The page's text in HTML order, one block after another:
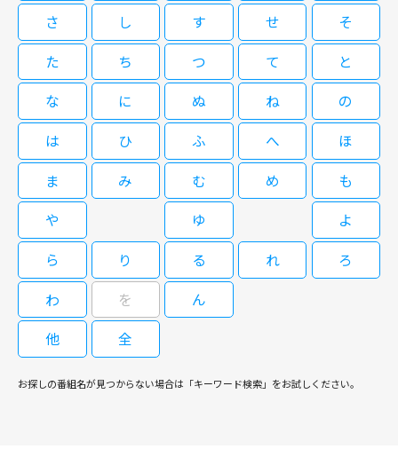
揺れる私立高校に『スクールロイヤー』として派遣されることになり、法律
や校則では簡単に解決できない若者たちの青春に、不器用ながらも必死に向
き合っていく学園ヒューマンドラマ。弁護士の白鳥健治（磯村勇斗）は、独
特な感性を持ち、感覚が周囲と違うことやマイペースな性格で集団行動にな
じめず、不登校になった過去がある。現在、小さな法律事務所で働く健治
は、法律に基づいた助言や指導を行うスクールロイヤーとして、尾碕美佐雄
（稲垣吾郎）が理事長を務める「濱ソラリス高校」に派遣されることに。
僕達はまだその星の校則を知らない
#2
09/02(水)04:00～05:00
私立高校に『スクールロイヤー』として派遣されることになった弁護士（磯
村勇斗）が、若者たちの青春に不器用ながらも必死に向き合っていく学園ヒ
ューマンドラマ。 「宇宙の一部になりたい」―――。独特の感性を持つがゆえに
人生にも仕事にも臆病だった弁護士（磯村勇斗）が、少子化による共学化で
揺れる私立高校に『スクールロイヤー』として派遣されることになり、法律
や校則では簡単に解決できない若者たちの青春に、不器用ながらも必死に向
き合っていく学園ヒューマンドラマ。弁護士の白鳥健治（磯村勇斗）は、独
特な感性を持ち、感覚が周囲と違うことやマイペースな性格で集団行動にな
じめず、不登校になった過去がある。現在、小さな法律事務所で働く健治
は、法律に基づいた助言や指導を行うスクールロイヤーとして、尾碕美佐雄
（稲垣吾郎）が理事長を務める「濱ソラリス高校」に派遣されることに。
僕達はまだその星の校則を知らない
09/03(木)04:00～04:50
村勇斗）が、若者たちの青春に不器用ながらも必死に向き合っていく学園ヒ
さ
し す せ
そ
た
ち つ て
と
な
に ぬ ね
の
は
ひ ふ へ
ほ
ま
み む め
も
や
ゆ
よ
ら
り る れ
ろ
わ
を
ん
他
全
お探しの番組名が見つからない場合は「キーワード検索」をお試しください。